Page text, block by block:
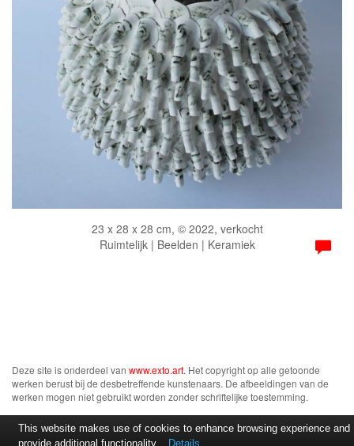
23 x 28 x 28 cm, © 2022, verkocht
Ruimtelijk | Beelden | Keramiek
Deze site is onderdeel van www.exto.art. Het copyright op alle getoonde
werken berust bij de desbetreffende kunstenaars. De afbeeldingen van de
werken mogen niet gebruikt worden zonder schriftelijke toestemming.
This website makes use of cookies to enhance browsing experience and
provide additional functionality.
Details